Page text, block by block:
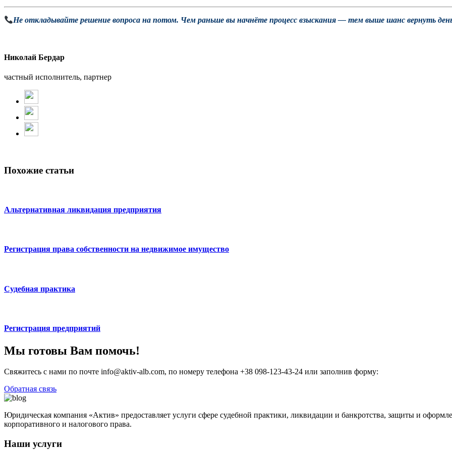
Не откладывайте решение вопроса на потом. Чем раньше вы начнёте процесс взыскания — тем выше шанс вернуть
Николай Бердар
частный исполнитель, партнер
Похожие статьи
Альтернативная ликвидация предприятия
Регистрация права собственности на недвижимое имущество
Судебная практика
Регистрация предприятий
Мы готовы Вам помочь!
Свяжитесь с нами по почте info@aktiv-alb.com, по номеру телефона +38 098-123-43-24 или заполнив форму:
Обратная связь
Юридическая компания «Актив» предоставляет услуги сфере судебной практики, ликвидации и банкротства, защиты и
корпоративного и налогового права.
Наши услуги